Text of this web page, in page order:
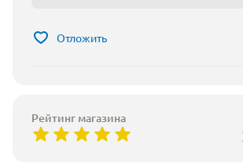
Отложить
Рейтинг магазина